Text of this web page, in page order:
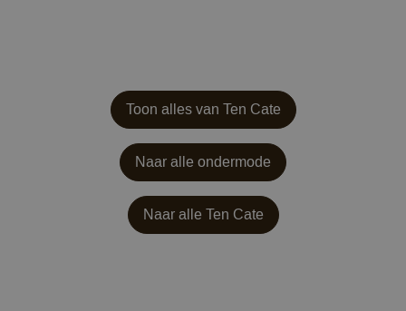
Toon alles van Ten Cate
Naar alle ondermode
Naar alle Ten Cate